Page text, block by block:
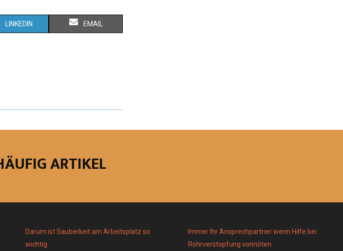
S
O
N
LINKEDIN S
O
N
EMAIL
ARTIKEL
Darum ist Sauberkeit am Arbeitsplatz so
wichtig
Immer Ihr Ansprechpartner wenn Hilfe bei
Rohrverstopfung vonnöten